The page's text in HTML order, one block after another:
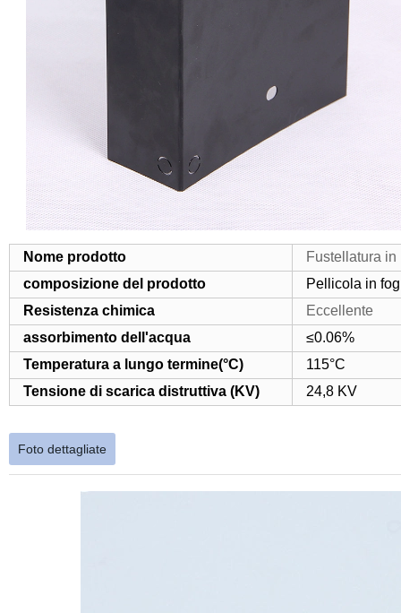
Nome prodotto
Fustellatura
composizione del prodotto
Pellicola in
Resistenza chimica
Eccellente
assorbimento dell'acqua
≤0.06%
Temperatura a lungo termine(°C)
115°C
Tensione di scarica distruttiva (KV)
24,8 KV
Foto dettagliate